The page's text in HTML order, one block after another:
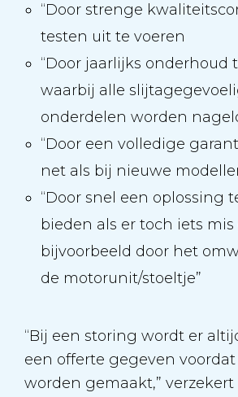
“Door strenge
testen uit te voeren
“Door jaarlijks onderhoud
waarbij alle
onderdelen worden
“Door een volledige
net als bij nieuwe
“Door snel een oplossing
bieden als er toch iets mis
bijvoorbeeld door het
de motorunit/stoeltje”
“Bij een storing wordt er
een offerte gegeven
worden gemaakt,” verzekert